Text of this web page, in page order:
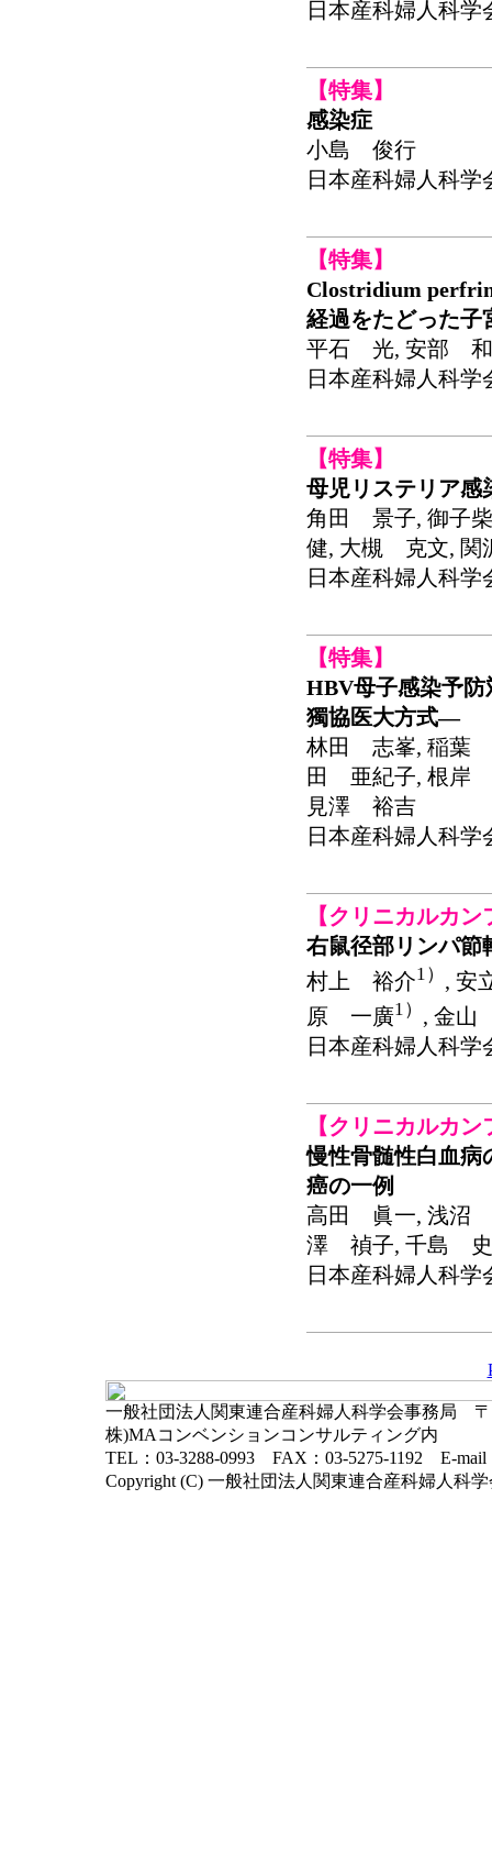
日本産科婦人科学
【特集】
感染症
小島 俊行
日本産科婦人科学
【特集】
Clostridium
経過をたどった子
平石 光, 安部
日本産科婦人科学
【特集】
母児リステリア感
角田 景子, 御子
健, 大槻 克文,
日本産科婦人科学
【特集】
HBV母子感染予
獨協医大方式―
林田 志峯, 稲葉
田 亜紀子, 根岸
見澤 裕吉
日本産科婦人科学
【クリニカルカ
右鼠径部リンパ節
村上 裕介1） , 安
原 一廣1） , 金
日本産科婦人科学
【クリニカルカ
慢性骨髄性白血病
癌の一例
高田 眞一, 浅沼
澤 禎子, 千島
日本産科婦人科学
一般社団法人関東連合産科婦人科学会事務局 〒
株)MAコンベンションコンサルティング内
TEL：03-3288-0993 FAX：03-5275-1192 E-mail
Copyright (C) 一般社団法人関東連合産科婦人科